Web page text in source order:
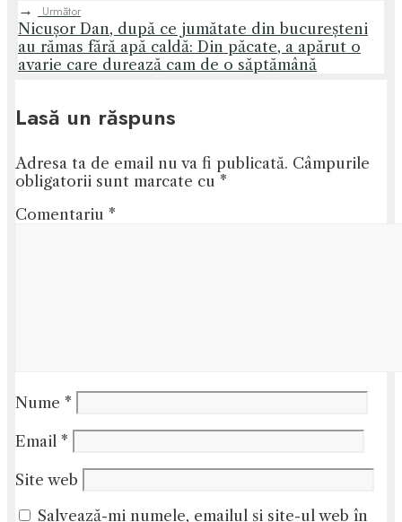
→
Următor
Nicușor Dan, după ce jumătate din bucureșteni
au rămas fără apă caldă: Din păcate, a apărut o
avarie care durează cam de o săptămână
Lasă un răspuns
Adresa ta de email nu va fi publicată. Câmpurile
obligatorii sunt marcate cu *
Comentariu *
Nume *
Email *
Site web
Salvează-mi numele, emailul și site-ul web în